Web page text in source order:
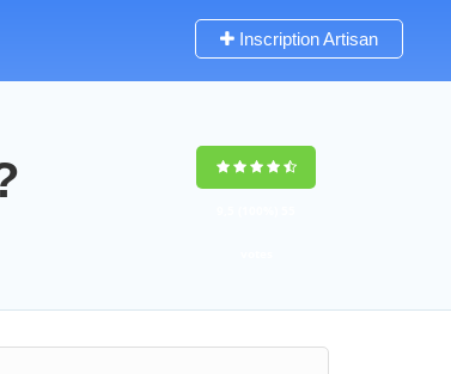
Inscription Artisan